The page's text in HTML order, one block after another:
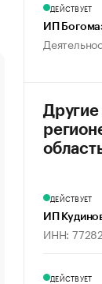
«От спорта
создавшей GTA
«Деньги будут
Функции
управления
ЕС разрешил
Стресс
ДЕЙСТВУЕТ
ИП
Другие
ДЕЙСТВУЕТ
ИП
ИНН:
ДЕЙСТВУЕТ